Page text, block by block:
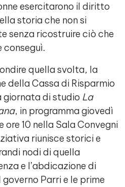
esercitarono il diritto
storia che non si
senza ricostruire ciò che
conseguì.
quella svolta, la
della Cassa di Risparmio
giornata di studio La
, in programma giovedì
ore 10 nella Sala Convegni
riunisce storici e
nodi di quella
e l’abdicazione di
Parri e le prime